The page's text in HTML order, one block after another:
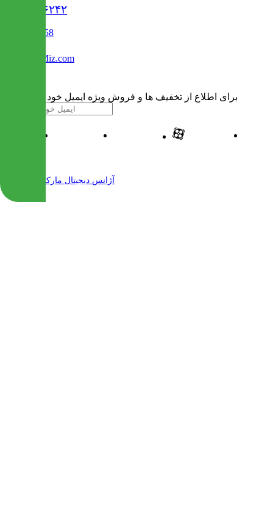
۰۲۱۹۱۳۰۶۲۴۲
02122509458
Info@IranMiz.com
برای اطلاع از تخفیف ها و فروش ویژه ایمیل خود را وارد کنید
آژانس دیجیتال مارکتینگ مهرنت